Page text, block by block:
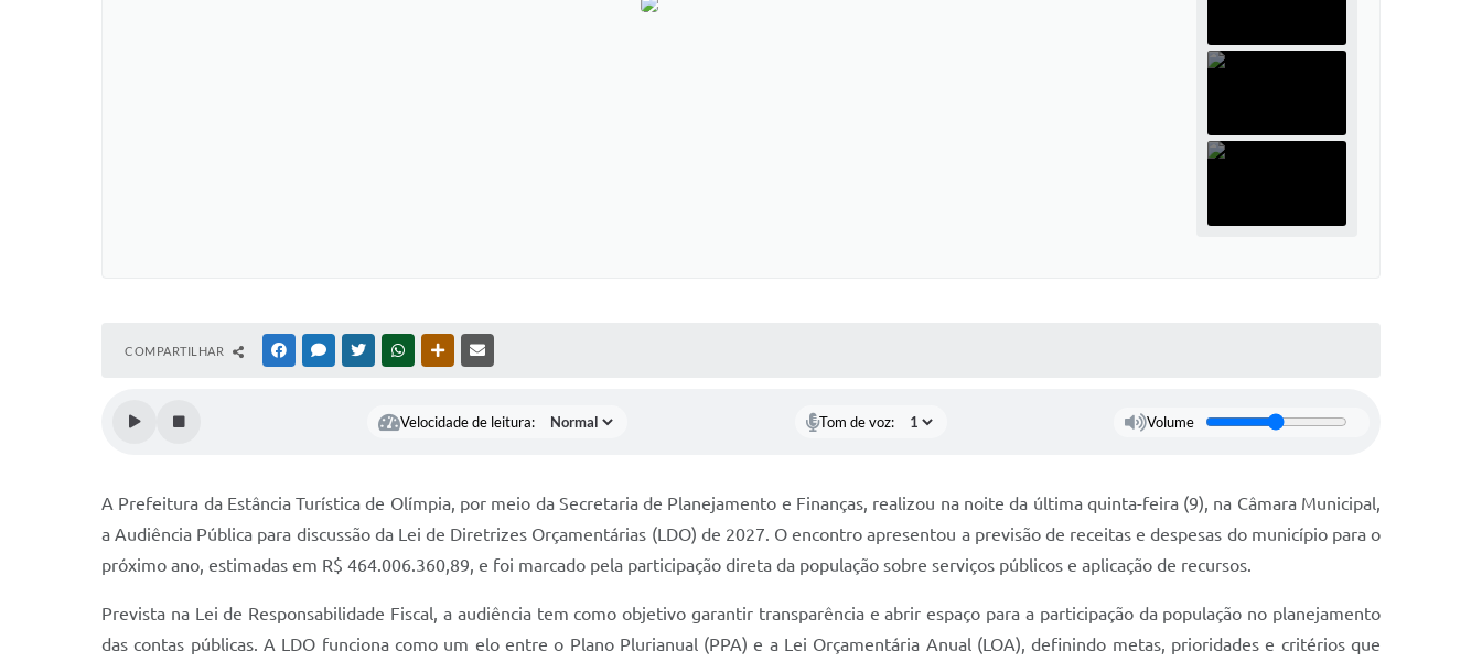
COMPARTILHAR FACEBOOKMESSENGER
TWITTERWHATSAPPOUTRAS MÍDIAS
Velocidade de leitura: Tom de voz: Volume
A Prefeitura da Estância Turística de Olímpia, por meio da Secretaria de Planejamento e Finanças, realizou na noite da última quinta-feira (9), na Câmara Municipal,
a Audiência Pública para discussão da Lei de Diretrizes Orçamentárias (LDO) de 2027. O encontro apresentou a previsão de receitas e despesas do município para o
próximo ano, estimadas em R$ 464.006.360,89, e foi marcado pela participação direta da população sobre serviços públicos e aplicação de recursos.
Prevista na Lei de Responsabilidade Fiscal, a audiência tem como objetivo garantir transparência e abrir espaço para a participação da população no planejamento
das contas públicas. A LDO funciona como um elo entre o Plano Plurianual (PPA) e a Lei Orçamentária Anual (LOA), definindo metas, prioridades e critérios que